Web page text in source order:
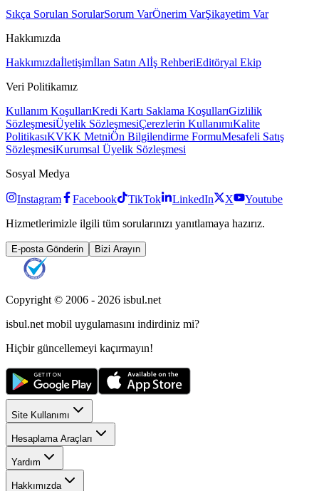
Sıkça Sorulan SorularSorum VarÖnerim VarŞikayetim Var
Hakkımızda
Hakkımızdaİletişimİlan Satın Alİş RehberiEditöryal Ekip
Veri Politikamız
Kullanım KoşullarıKredi Kartı Saklama KoşullarıGizlilik
SözleşmesiÜyelik SözleşmesiÇerezlerin KullanımıKalite
PolitikasıKVKK MetniÖn Bilgilendirme FormuMesafeli Satış
SözleşmesiKurumsal Üyelik Sözleşmesi
Sosyal Medya
Instagram Facebook TikTok LinkedIn X
Youtube
Hizmetlerimizle ilgili tüm sorularınızı yanıtlamaya hazırız.
E-posta Gönderin Bizi Arayın
Copyright © 2006 - 2026 isbul.net
isbul.net mobil uygulamasını indirdiniz mi?
Hiçbir güncellemeyi kaçırmayın!
Site Kullanımı
Hesaplama Araçları
Yardım
Hakkımızda